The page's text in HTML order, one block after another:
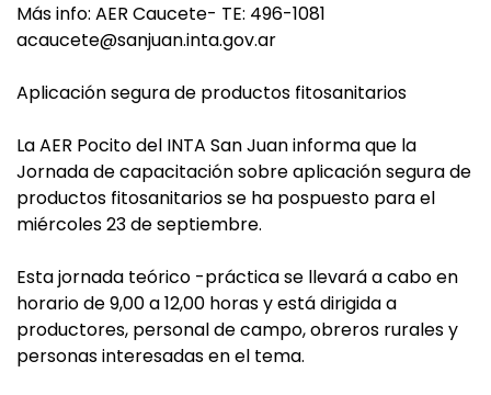
Más info: AER Caucete- TE: 496-1081
acaucete@sanjuan.inta.gov.ar
Aplicación segura de productos fitosanitarios
La AER Pocito del INTA San Juan informa que la
Jornada de capacitación sobre aplicación segura de
productos fitosanitarios se ha pospuesto para el
miércoles 23 de septiembre.
Esta jornada teórico -práctica se llevará a cabo en
horario de 9,00 a 12,00 horas y está dirigida a
productores, personal de campo, obreros rurales y
personas interesadas en el tema.